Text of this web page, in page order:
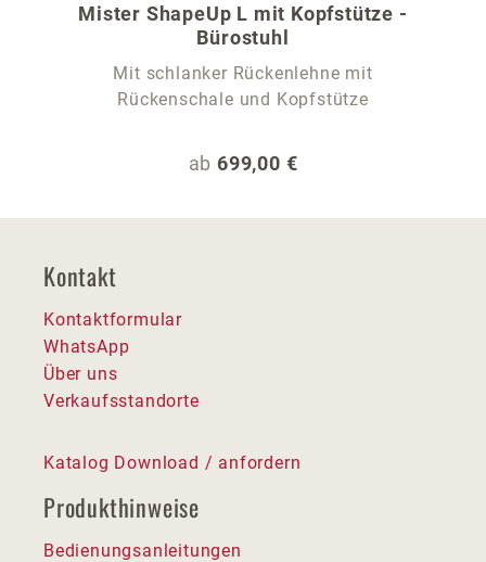
Mister ShapeUp L mit Kopfstütze -
Bürostuhl
Mit schlanker Rückenlehne mit
Rückenschale und Kopfstütze
Regulärer Preis:
ab 699,00 €
Kontakt
Kontaktformular
WhatsApp
Über uns
Verkaufsstandorte
Katalog Download / anfordern
Produkthinweise
Bedienungsanleitungen